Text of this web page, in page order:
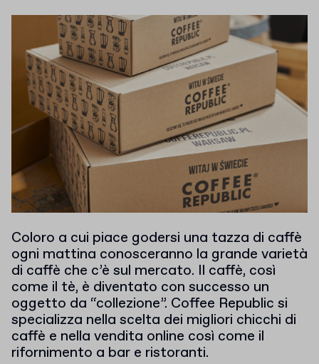
Coloro a cui piace godersi una tazza di caffè
ogni mattina conosceranno la grande varietà
di caffè che c’è sul mercato. Il caffè, così
come il tè, è diventato con successo un
oggetto da “collezione”. Coffee Republic si
specializza nella scelta dei migliori chicchi di
caffè e nella vendita online così come il
rifornimento a bar e ristoranti.